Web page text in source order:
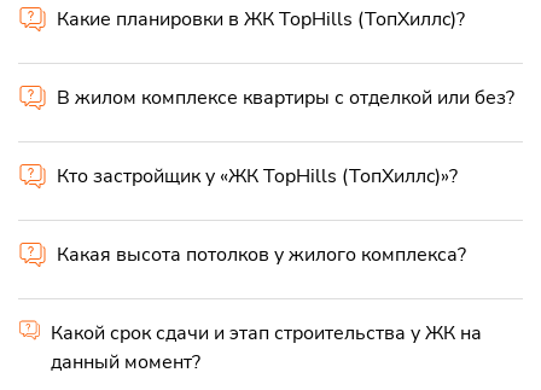
Какие планировки в ЖК TopHills (ТопХиллc)?
В жилом комплексе квартиры с отделкой или без?
Кто застройщик у «ЖК TopHills (ТопХиллc)»?
Какая высота потолков у жилого комплекса?
Какой срок сдачи и этап строительства у ЖК на
данный момент?